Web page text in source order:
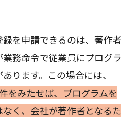
を申請できるのは、著作者
務命令で従業員にプログラ
ります。この場合には、
をみたせば、プログラムを
く、会社が著作者となるた